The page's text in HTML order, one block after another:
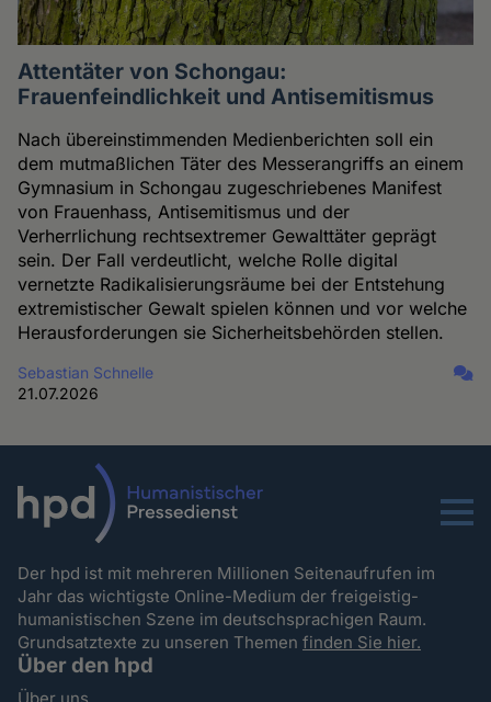
Attentäter von Schongau:
Frauenfeindlichkeit und Antisemitismus
Nach übereinstimmenden Medienberichten soll ein
dem mutmaßlichen Täter des Messerangriffs an einem
Gymnasium in Schongau zugeschriebenes Manifest
von Frauenhass, Antisemitismus und der
Verherrlichung rechtsextremer Gewalttäter geprägt
sein. Der Fall verdeutlicht, welche Rolle digital
vernetzte Radikalisierungsräume bei der Entstehung
extremistischer Gewalt spielen können und vor welche
Herausforderungen sie Sicherheitsbehörden stellen.
Sebastian Schnelle
21.07.2026
Menu
Der hpd ist mit mehreren Millionen Seitenaufrufen im
Jahr das wichtigste Online-Medium der freigeistig-
humanistischen Szene im deutschsprachigen Raum.
Grundsatztexte zu unseren Themenfinden Sie hier.
Über den hpd